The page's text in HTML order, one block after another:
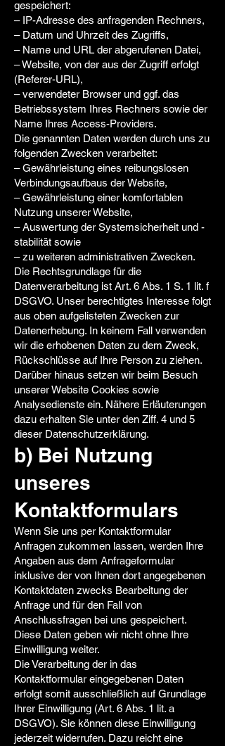
gespeichert:
– IP-Adresse des anfragenden Rechners,
– Datum und Uhrzeit des Zugriffs,
– Name und URL der abgerufenen Datei,
– Website, von der aus der Zugriff erfolgt
(Referer-URL),
– verwendeter Browser und ggf. das
Betriebssystem Ihres Rechners sowie der
Name Ihres Access-Providers.
Die genannten Daten werden durch uns zu
folgenden Zwecken verarbeitet:
– Gewährleistung eines reibungslosen
Verbindungsaufbaus der Website,
– Gewährleistung einer komfortablen
Nutzung unserer Website,
– Auswertung der Systemsicherheit und -
stabilität sowie
– zu weiteren administrativen Zwecken.
Die Rechtsgrundlage für die
Datenverarbeitung ist Art. 6 Abs. 1 S. 1 lit. f
DSGVO. Unser berechtigtes Interesse folgt
aus oben aufgelisteten Zwecken zur
Datenerhebung. In keinem Fall verwenden
wir die erhobenen Daten zu dem Zweck,
Rückschlüsse auf Ihre Person zu ziehen.
Darüber hinaus setzen wir beim Besuch
unserer Website Cookies sowie
Analysedienste ein. Nähere Erläuterungen
dazu erhalten Sie unter den Ziff. 4 und 5
dieser Datenschutzerklärung.
b) Bei Nutzung
unseres
Kontaktformulars
Wenn Sie uns per Kontaktformular
Anfragen zukommen lassen, werden Ihre
Angaben aus dem Anfrageformular
inklusive der von Ihnen dort angegebenen
Kontaktdaten zwecks Bearbeitung der
Anfrage und für den Fall von
Anschlussfragen bei uns gespeichert.
Diese Daten geben wir nicht ohne Ihre
Einwilligung weiter.
Die Verarbeitung der in das
Kontaktformular eingegebenen Daten
erfolgt somit ausschließlich auf Grundlage
Ihrer Einwilligung (Art. 6 Abs. 1 lit. a
DSGVO). Sie können diese Einwilligung
jederzeit widerrufen. Dazu reicht eine